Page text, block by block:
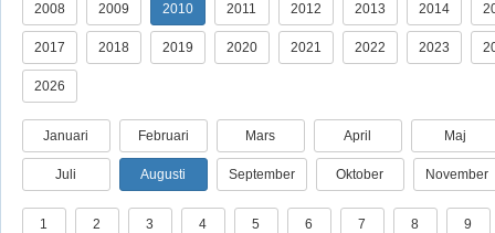
2008 2009 2010 2011 2012 2013 2014
2017 2018 2019 2020 2021 2022 2023
2026
Januari Februari Mars April Maj
Juli Augusti September Oktober November
1 2 3 4 5 6 7 8 9